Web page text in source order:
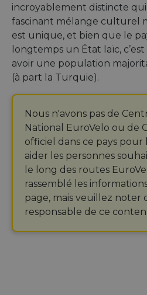
incroyablement distincte
fascinant mélange culturel
est unique, et bien que le
longtemps un État laïc,
avoir une population
(à part la Turquie).
Nous n'avons pas de
National EuroVelo ou de
officiel dans ce pays
aider les personnes
le long des routes
rassemblé les
page, mais veuillez noter
responsable de ce